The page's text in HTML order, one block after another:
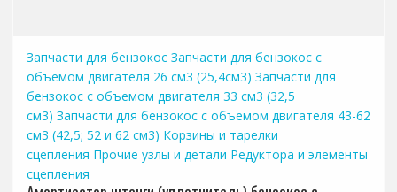
Запчасти для бензокос Запчасти для бензокос с
объемом двигателя 26 см3 (25,4см3) Запчасти для
бензокос с объемом двигателя 33 см3 (32,5
см3) Запчасти для бензокос с объемом двигателя 43-62
см3 (42,5; 52 и 62 см3) Корзины и тарелки
сцепления Прочие узлы и детали Редуктора и элементы
сцепления